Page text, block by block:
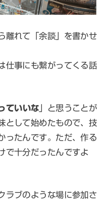
離れて「余談」を書かせ
仕事にも繋がってくる話
ていいな 」と思うことが
として始めたもので、技
ったんです。ただ、作る
で十分だったんですよ
ラブのような場に参加さ